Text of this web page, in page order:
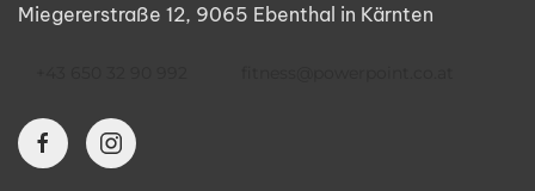
Miegererstraße 12, 9065 Ebenthal in Kärnten